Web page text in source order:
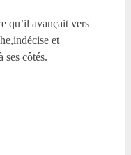
qu’il avançait vers
et
ses côtés.